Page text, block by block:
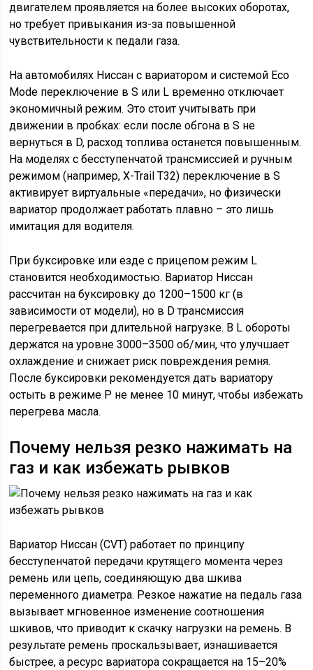
двигателем проявляется на более высоких оборотах,
но требует привыкания из-за повышенной
чувствительности к педали газа.
На автомобилях Ниссан с вариатором и системой Eco
Mode переключение в S или L временно отключает
экономичный режим. Это стоит учитывать при
движении в пробках: если после обгона в S не
вернуться в D, расход топлива останется повышенным.
На моделях с бесступенчатой трансмиссией и ручным
режимом (например, X-Trail T32) переключение в S
активирует виртуальные «передачи», но физически
вариатор продолжает работать плавно – это лишь
имитация для водителя.
При буксировке или езде с прицепом режим L
становится необходимостью. Вариатор Ниссан
рассчитан на буксировку до 1200–1500 кг (в
зависимости от модели), но в D трансмиссия
перегревается при длительной нагрузке. В L обороты
держатся на уровне 3000–3500 об/мин, что улучшает
охлаждение и снижает риск повреждения ремня.
После буксировки рекомендуется дать вариатору
остыть в режиме P не менее 10 минут, чтобы избежать
перегрева масла.
Почему нельзя резко нажимать на
газ и как избежать рывков
Вариатор Ниссан (CVT) работает по принципу
бесступенчатой передачи крутящего момента через
ремень или цепь, соединяющую два шкива
переменного диаметра. Резкое нажатие на педаль газа
вызывает мгновенное изменение соотношения
шкивов, что приводит к скачку нагрузки на ремень. В
результате ремень проскальзывает, изнашивается
быстрее, а ресурс вариатора сокращается на 15–20%